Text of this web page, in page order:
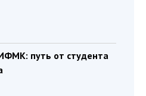
путь от студента